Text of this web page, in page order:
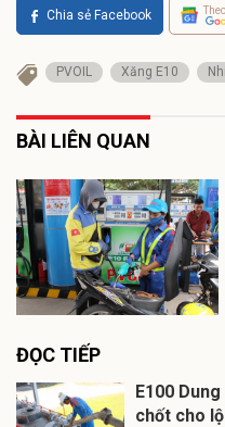
Chia sẻ Facebook
PVOIL Xăng E10
BÀI LIÊN QUAN
ĐỌC TIẾP
E100
chốt cho